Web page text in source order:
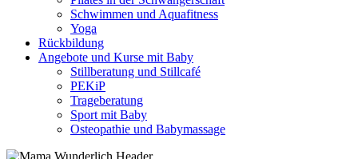
Schwimmen und Aquafitness
Yoga
Rückbildung
Angebote und Kurse mit Baby
Stillberatung und Stillcafé
PEKiP
Trageberatung
Sport mit Baby
Osteopathie und Babymassage